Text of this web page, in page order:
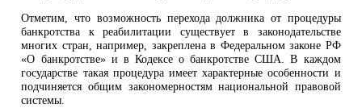
Отметим, что возможность перехода должника от процедуры
банкротства к реабилитации существует в законодательстве
многих стран, например, закреплена в Федеральном законе РФ
«О банкротстве» и в Кодексе о банкротстве США. В каждом
государстве такая процедура имеет характерные особенности и
подчиняется общим закономерностям национальной правовой
системы.